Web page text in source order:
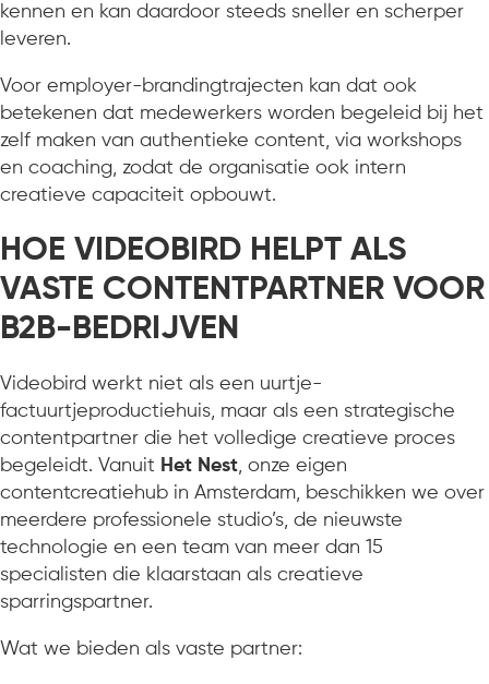
kennen en kan daardoor steeds sneller en scherper
leveren.
Voor employer-brandingtrajecten kan dat ook
betekenen dat medewerkers worden begeleid bij het
zelf maken van authentieke content, via workshops
en coaching, zodat de organisatie ook intern
creatieve capaciteit opbouwt.
HOE VIDEOBIRD HELPT ALS
VASTE CONTENTPARTNER VOOR
B2B-BEDRIJVEN
Videobird werkt niet als een uurtje-
factuurtjeproductiehuis, maar als een strategische
contentpartner die het volledige creatieve proces
begeleidt. Vanuit Het Nest, onze eigen
contentcreatiehub in Amsterdam, beschikken we over
meerdere professionele studio’s, de nieuwste
technologie en een team van meer dan 15
specialisten die klaarstaan als creatieve
sparringspartner.
Wat we bieden als vaste partner: